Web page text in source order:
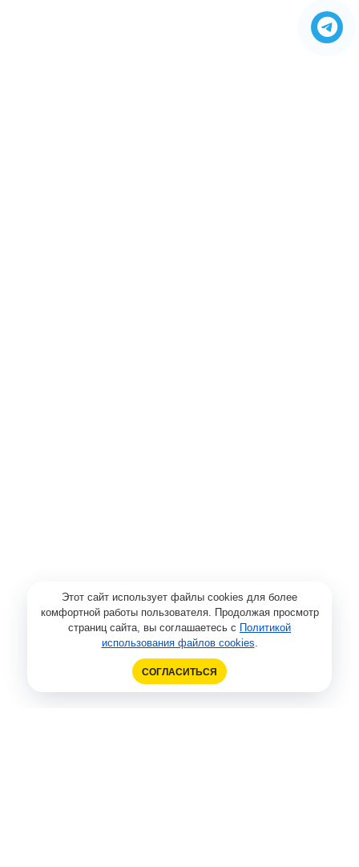
Этот сайт использует файлы cookies для более
комфортной работы пользователя. Продолжая просмотр
страниц сайта, вы соглашаетесь с Политикой
использования файлов cookies.
СОГЛАСИТЬСЯ